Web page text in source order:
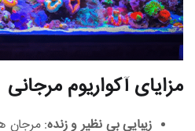
مزایای آکواریوم مرجانی
زیبایی بی‌ نظیر و زنده: مرجان‌